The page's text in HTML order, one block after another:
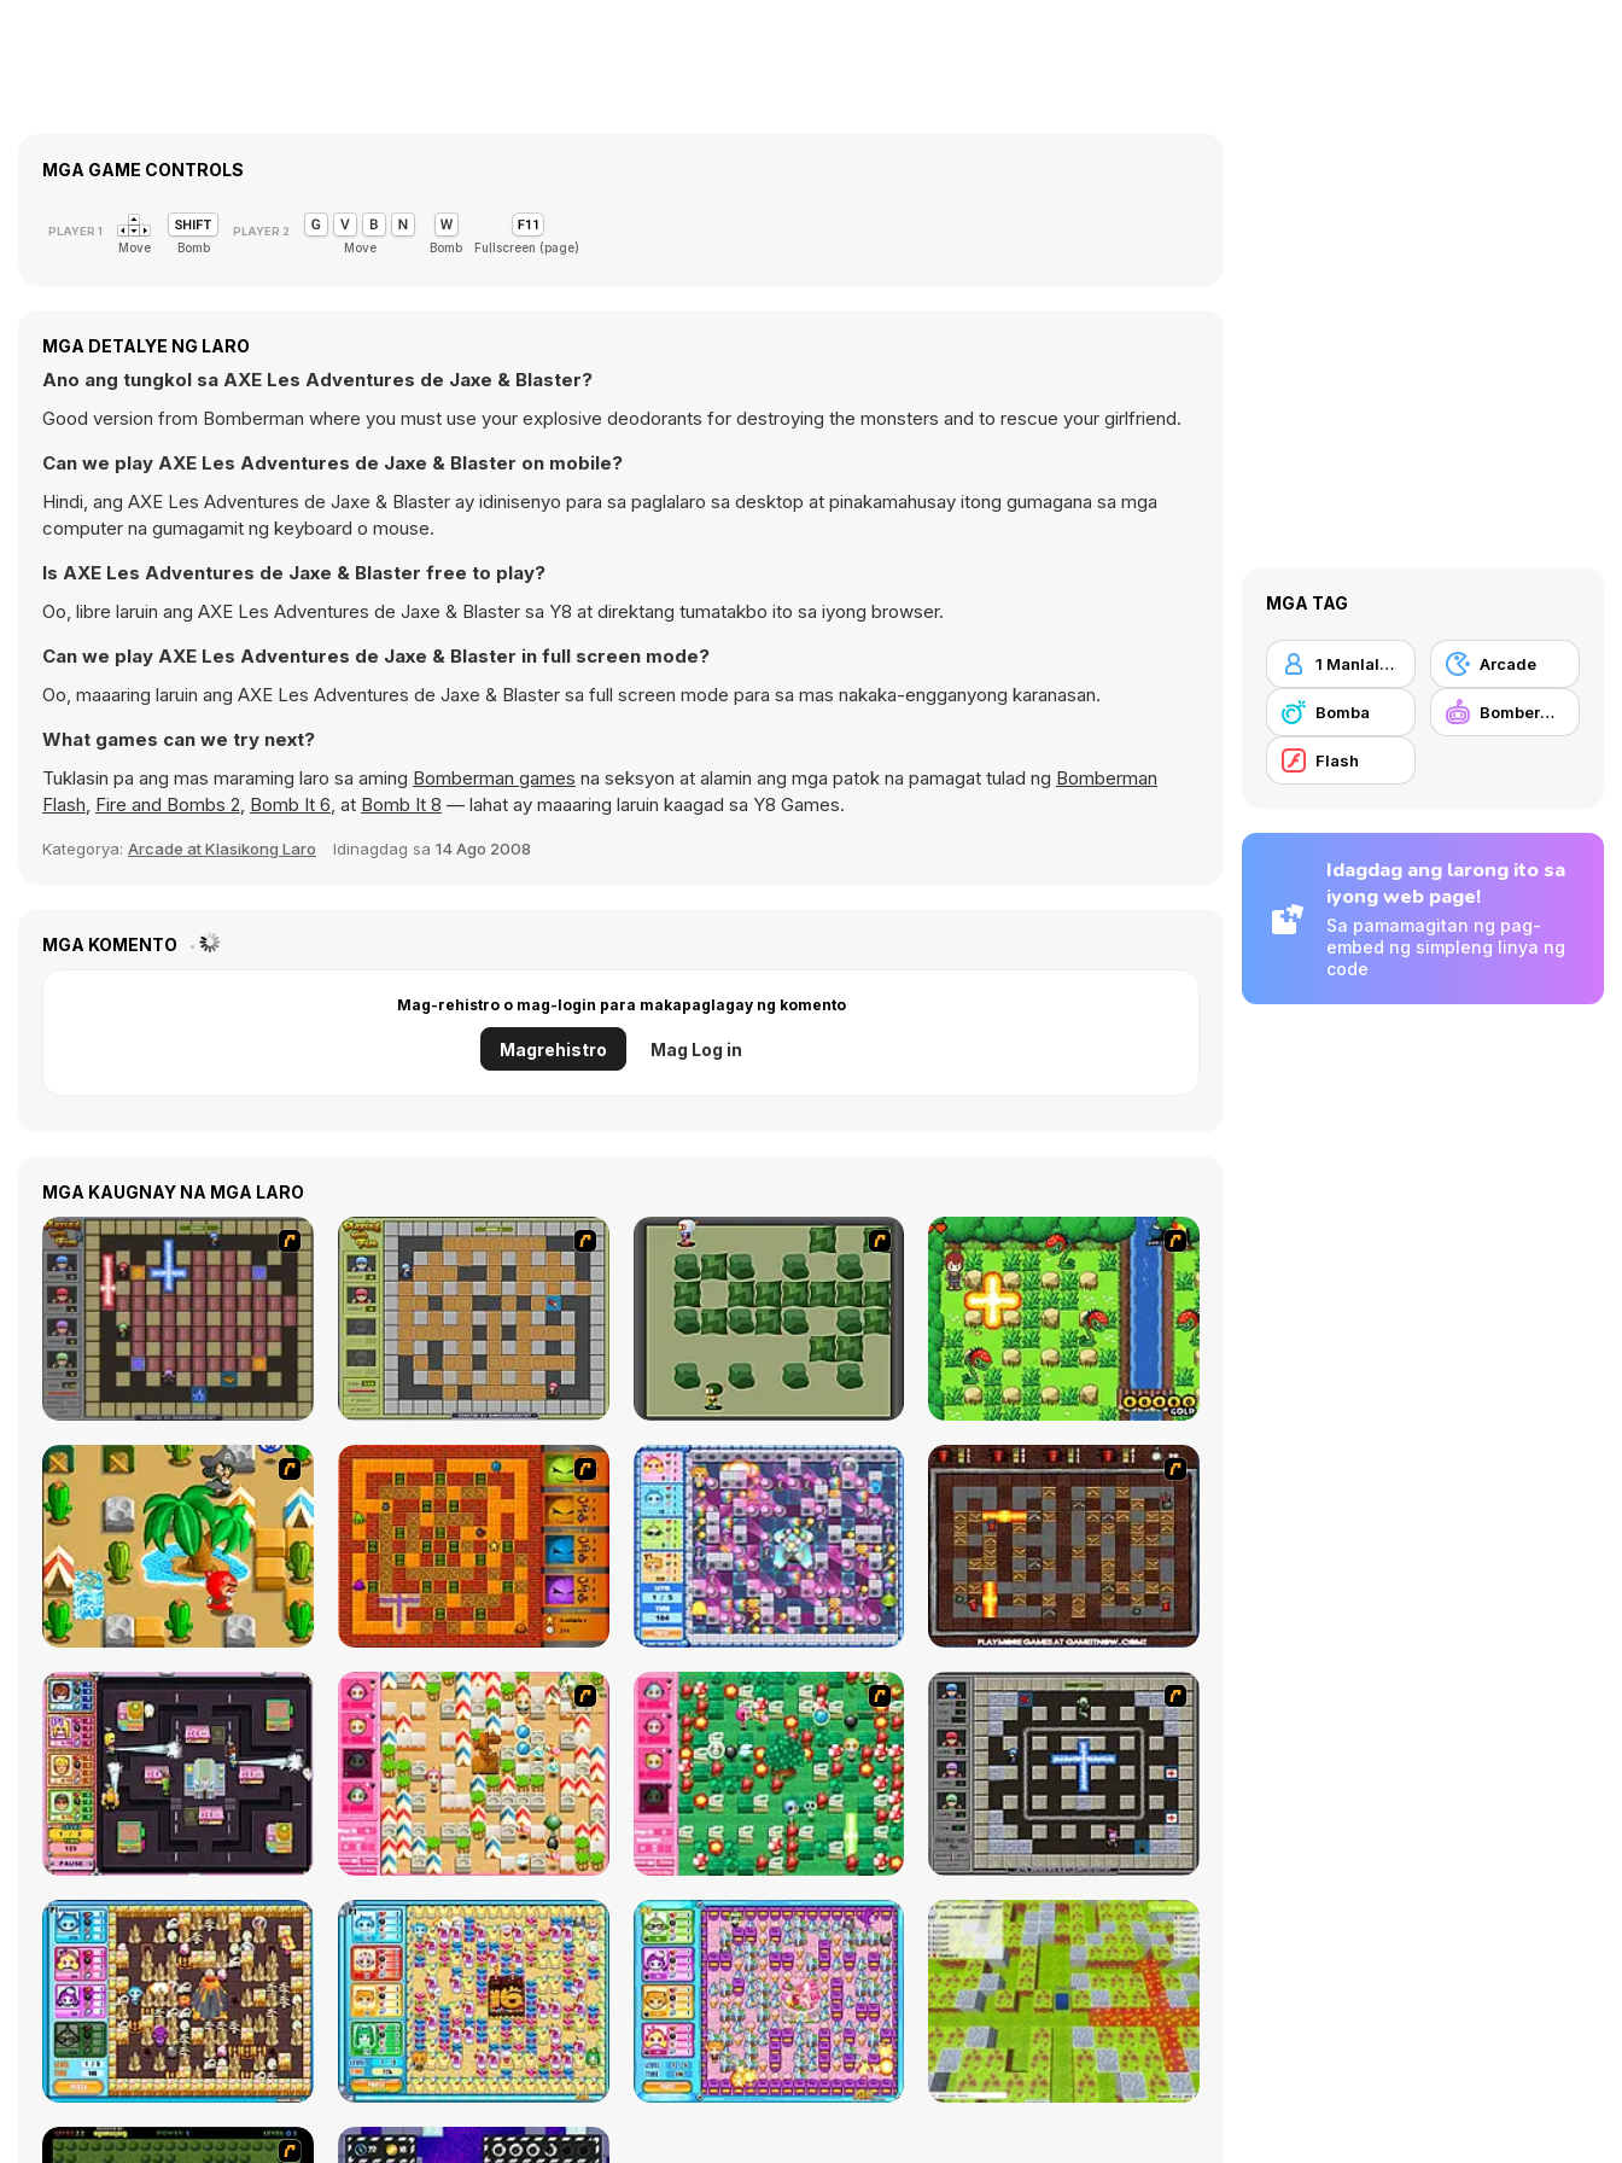
MGA GAME CONTROLS
Move Bomb Move Bomb Fullscreen (page)
MGA DETALYE NG LARO
Ano ang tungkol sa AXE Les Adventures de Jaxe & Blaster?
Good version from Bomberman where you must use your explosive deodorants for destroying the monsters and to rescue your girlfriend.
Can we play AXE Les Adventures de Jaxe & Blaster on mobile?
Hindi, ang AXE Les Adventures de Jaxe & Blaster ay idinisenyo para sa paglalaro sa desktop at pinakamahusay itong gumagana sa mga
computer na gumagamit ng keyboard o mouse.
Is AXE Les Adventures de Jaxe & Blaster free to play?
Oo, libre laruin ang AXE Les Adventures de Jaxe & Blaster sa Y8 at direktang tumatakbo ito sa iyong browser.
Can we play AXE Les Adventures de Jaxe & Blaster in full screen mode?
Oo, maaaring laruin ang AXE Les Adventures de Jaxe & Blaster sa full screen mode para sa mas nakaka-engganyong karanasan.
What games can we try next?
Tuklasin pa ang mas maraming laro sa aming Bomberman games na seksyon at alamin ang mga patok na pamagat tulad ng Bomberman
Flash, Fire and Bombs 2, Bomb It 6, at Bomb It 8 — lahat ay maaaring laruin kaagad sa Y8 Games.
Kategorya: Arcade at Klasikong Laro Idinagdag sa 14 Ago 2008
MGA KOMENTO
Mag-rehistro o mag-login para makapaglagay ng komento
Magrehistro Mag Log in
MGA KAUGNAY NA MGA LARO
MGA TAG
1 Manlalaro Arcade
Bomba Bomberman
Flash
Idagdag ang larong ito sa
iyong web page!
Sa pamamagitan ng pag-
embed ng simpleng linya ng
code